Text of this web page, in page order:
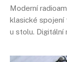
Moderní
klasické spojení
u stolu. Digitální